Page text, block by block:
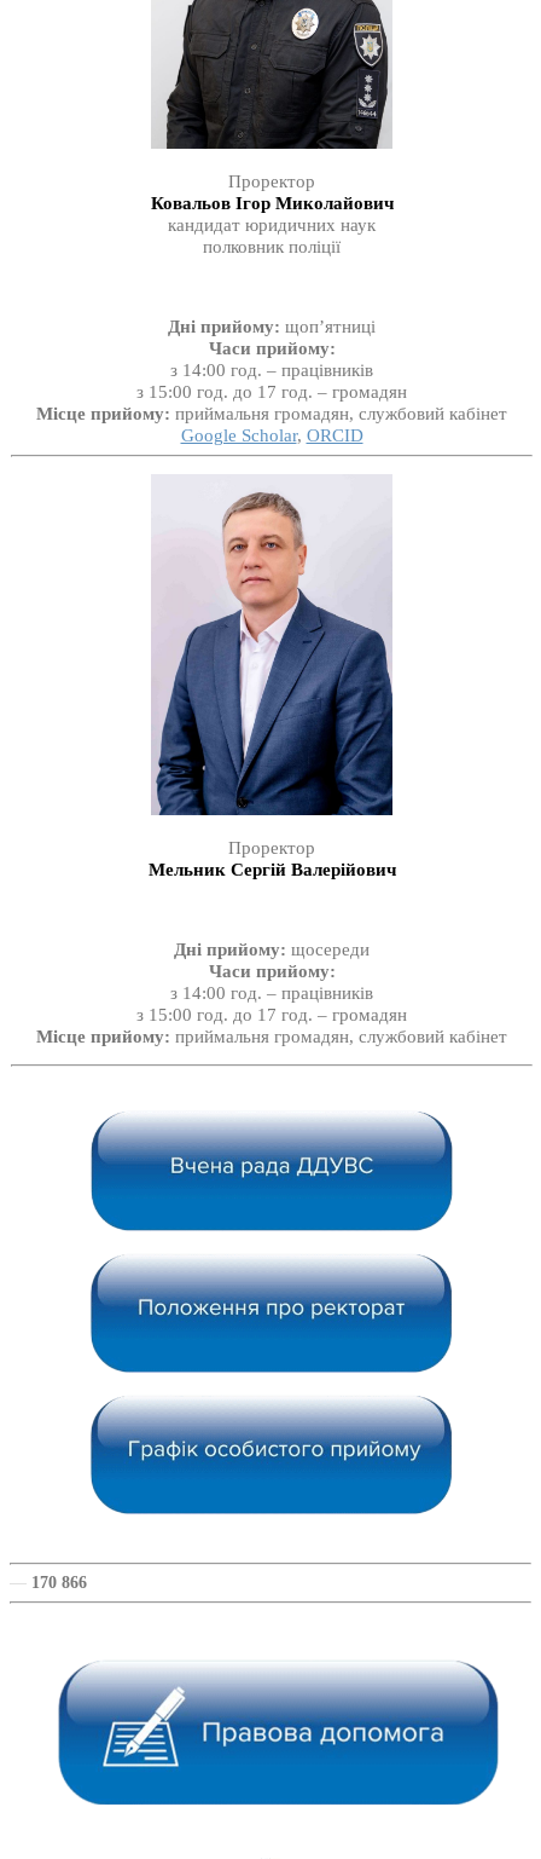
Проректор
Ковальов Ігор Миколайович
кандидат юридичних наук
полковник поліції
Дні прийому: щоп’ятниці
Часи прийому:
з 14:00 год. – працівників
з 15:00 год. до 17 год. – громадян
Місце прийому: приймальня громадян, службовий кабінет
Google Scholar, ORCID
Проректор
Мельник Сергій Валерійович
Дні прийому: щосереди
Часи прийому:
з 14:00 год. – працівників
з 15:00 год. до 17 год. – громадян
Місце прийому: приймальня громадян, службовий кабінет
— 170 866